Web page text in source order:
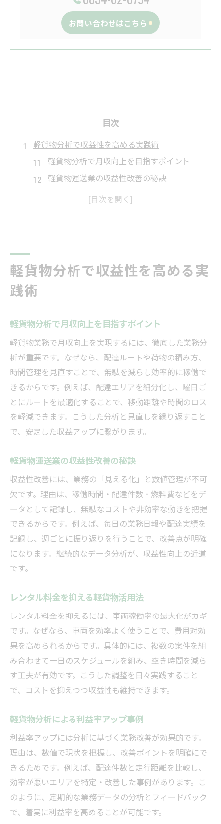
お問い合わせはこちら
目次
軽貨物分析で収益性を高める実践術
軽貨物分析で月収向上を目指すポイント
軽貨物運送業の収益性改善の秘訣
レンタル料金を抑える軽貨物活用法
効率的な軽貨物配達の秘訣を探る
軽貨物で効率的な配達ルートの選び方
地図アプリ活用で軽貨物配達効率アップ
軽貨物配達でやってはいけない注意点
軽貨物レンタルと効率の良い運用戦略
収益アップを狙うなら軽貨物分析が鍵
軽貨物分析が収益向上に与える影響とは
軽貨物業界で稼ぐための分析ポイント
配達件数増加のための軽貨物戦略分析
レンタル料金比較が軽貨物収益に直結
利益率を左右する軽貨物分析ノウハウ
経験者が語る軽貨物の効率化ポイント
軽貨物経験者が実践する効率化のコツ
軽貨物配達で無駄を省く業務改善法
経験者目線の軽貨物収益維持テクニック
軽貨物業務で失敗しないための心得
軽貨物運送業で失敗しない分析手法
軽貨物運送業で役立つ分析フレームワーク
失敗を防ぐ軽貨物配達のデータ活用法
軽貨物レンタル選びとコスト分析の要点
軽貨物業界で安定収入を得る分析視点
やってはいけない軽貨物業務の落とし穴
配達効率を伸ばす軽貨物の活用法
軽貨物で配達効率を最大化する方法
軽貨物活用によるルート最適化術
レンタル料金を抑えた軽貨物活用法
配達件数増加に役立つ軽貨物ノウハウ
軽貨物の効率的運用と収益性向上策
軽貨物分析で収益性を高める実
践術
軽貨物分析で月収向上を目指すポイント
軽貨物業務で月収向上を実現するには、徹底した業務分
析が重要です。なぜなら、配達ルートや荷物の積み方、
時間管理を見直すことで、無駄を減らし効率的に稼働で
きるからです。例えば、配達エリアを細分化し、曜日ご
とにルートを最適化することで、移動距離や時間のロス
を軽減できます。こうした分析と見直しを繰り返すこと
で、安定した収益アップに繋がります。
軽貨物運送業の収益性改善の秘訣
収益性改善には、業務の「見える化」と数値管理が不可
欠です。理由は、稼働時間・配達件数・燃料費などをデ
ータとして記録し、無駄なコストや非効率な動きを把握
できるからです。例えば、毎日の業務日報や配達実績を
記録し、週ごとに振り返りを行うことで、改善点が明確
になります。継続的なデータ分析が、収益性向上の近道
です。
レンタル料金を抑える軽貨物活用法
レンタル料金を抑えるには、車両稼働率の最大化がカギ
です。なぜなら、車両を効率よく使うことで、費用対効
果を高められるからです。具体的には、複数の案件を組
み合わせて一日のスケジュールを組み、空き時間を減ら
す工夫が有効です。こうした調整を日々実践すること
で、コストを抑えつつ収益性も維持できます。
軽貨物分析による利益率アップ事例
利益率アップには分析に基づく業務改善が効果的です。
理由は、数値で現状を把握し、改善ポイントを明確にで
きるためです。例えば、配達件数と走行距離を比較し、
効率が悪いエリアを特定・改善した事例があります。こ
のように、定期的な業務データの分析とフィードバック
で、着実に利益率を高めることが可能です。